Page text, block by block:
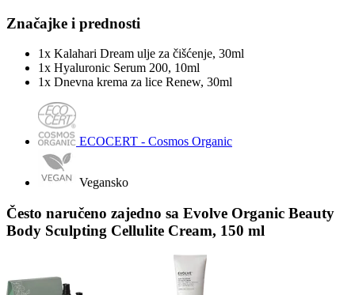
Značajke i prednosti
1x Kalahari Dream ulje za čišćenje, 30ml
1x Hyaluronic Serum 200, 10ml
1x Dnevna krema za lice Renew, 30ml
ECOCERT - Cosmos Organic
Vegansko
Često naručeno zajedno sa Evolve Organic Beauty
Body Sculpting Cellulite Cream, 150 ml